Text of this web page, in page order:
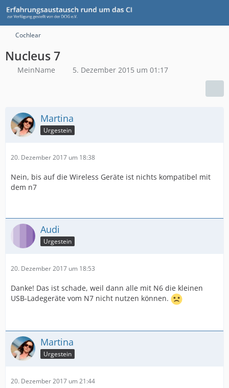
Cochlear
Nucleus 7
MeinName 5. Dezember 2015 um 01:17
Martina
Urgestein
20. Dezember 2017 um 18:38
Nein, bis auf die Wireless Geräte ist nichts kompatibel mit
dem n7
Audi
Urgestein
20. Dezember 2017 um 18:53
Danke! Das ist schade, weil dann alle mit N6 die kleinen
USB-Ladegeräte vom N7 nicht nutzen können.
Martina
Urgestein
20. Dezember 2017 um 21:44